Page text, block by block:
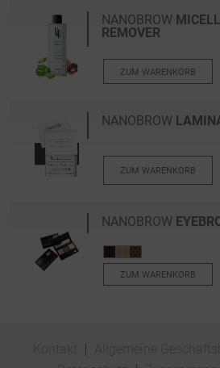
NANOBROW
REMOVER
ZUM WARENKORB
NANOBROW
ZUM WARENKORB
NANOBROW
ZUM WARENKORB